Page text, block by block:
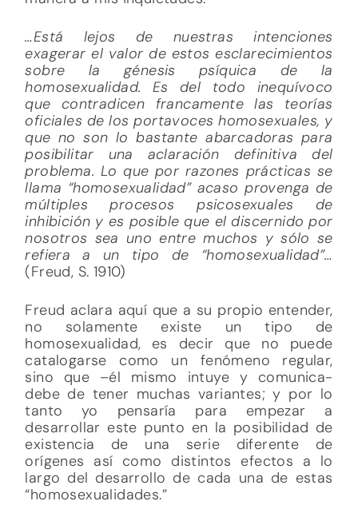
…Está lejos de nuestras intenciones
exagerar el valor de estos esclarecimientos
sobre la génesis psíquica de la
homosexualidad. Es del todo inequívoco
que contradicen francamente las teorías
oficiales de los portavoces homosexuales, y
que no son lo bastante abarcadoras para
posibilitar una aclaración definitiva del
problema. Lo que por razones prácticas se
llama “homosexualidad” acaso provenga de
múltiples procesos psicosexuales de
inhibición y es posible que el discernido por
nosotros sea uno entre muchos y sólo se
refiera a un tipo de “homosexualidad”…
(Freud, S. 1910)
Freud aclara aquí que a su propio entender,
no solamente existe un tipo de
homosexualidad, es decir que no puede
catalogarse como un fenómeno regular,
sino que –él mismo intuye y comunica-
debe de tener muchas variantes; y por lo
tanto yo pensaría para empezar a
desarrollar este punto en la posibilidad de
existencia de una serie diferente de
orígenes así como distintos efectos a lo
largo del desarrollo de cada una de estas
“homosexualidades.”